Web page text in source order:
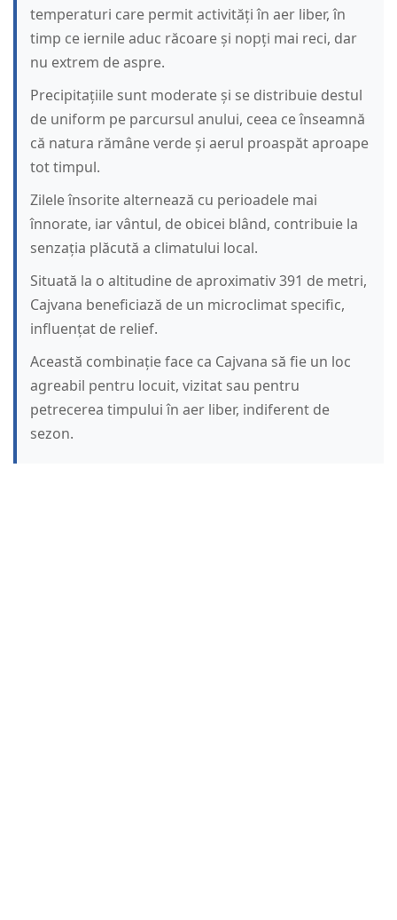
temperaturi care permit activități în aer liber, în
timp ce iernile aduc răcoare și nopți mai reci, dar
nu extrem de aspre.
Precipitațiile sunt moderate și se distribuie destul
de uniform pe parcursul anului, ceea ce înseamnă
că natura rămâne verde și aerul proaspăt aproape
tot timpul.
Zilele însorite alternează cu perioadele mai
înnorate, iar vântul, de obicei blând, contribuie la
senzația plăcută a climatului local.
Situată la o altitudine de aproximativ 391 de metri,
Cajvana beneficiază de un microclimat specific,
influențat de relief.
Această combinație face ca Cajvana să fie un loc
agreabil pentru locuit, vizitat sau pentru
petrecerea timpului în aer liber, indiferent de
sezon.